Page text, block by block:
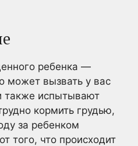
ребенка —
может вызвать у вас
также испытывают
кормить грудью,
за ребенком
того, что происходит